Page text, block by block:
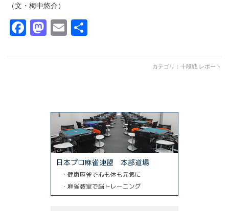
（文・梅中悠介）
Facebook
Mastodon
Email
カテゴリ： 十段戦 レポート
日本プロ麻雀連盟 本部道場
・健康麻雀で心も体も元気に
・麻雀教室で脳トレーニング